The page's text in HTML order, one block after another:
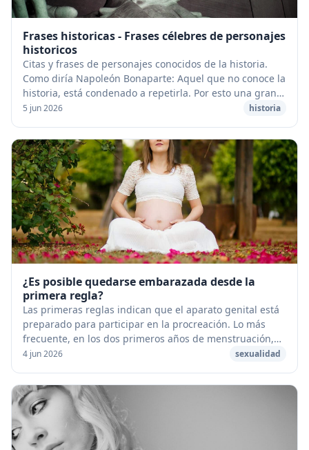
Frases historicas - Frases célebres de personajes
historicos
Citas y frases de personajes conocidos de la historia.
Como diría Napoleón Bonaparte: Aquel que no conoce la
historia, está condenado a repetirla. Por esto una gran
forma de conocer fragmentos importa...
5 jun 2026 historia
¿Es posible quedarse embarazada desde la
primera regla?
Las primeras reglas indican que el aparato genital está
preparado para participar en la procreación. Lo más
frecuente, en los dos primeros años de menstruación,
es que no vengan acompañadas de la emis...
4 jun 2026 sexualidad